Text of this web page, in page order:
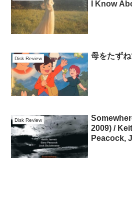
I Know
Disk Review 母をたず
Disk Review
2009) /
Peacock,